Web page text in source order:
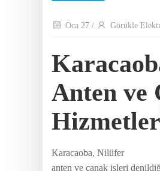
Oca 27 / Görükle
Anten ve
Karacaoba, Nilüfer
anten ve çanak işleri